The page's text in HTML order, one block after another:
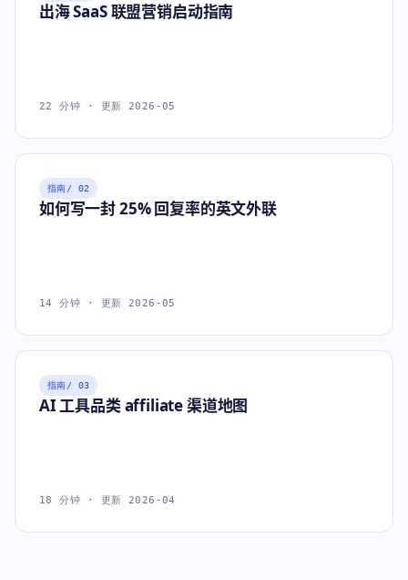
出海 SaaS 联盟营销启动指南
22 分钟 · 更新 2026-05
指南/ 02
如何写一封 25% 回复率的英文外联
14 分钟 · 更新 2026-05
指南/ 03
AI 工具品类 affiliate 渠道地图
18 分钟 · 更新 2026-04